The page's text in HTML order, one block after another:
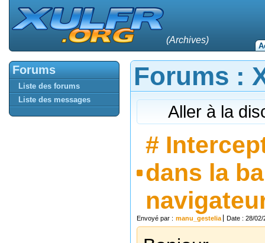
(Archives)
Forums :
Aller à la
#
dans la
Envoyé par : manu_gestelia Date : 28/02/
Forums
Liste des forums
Liste des messages